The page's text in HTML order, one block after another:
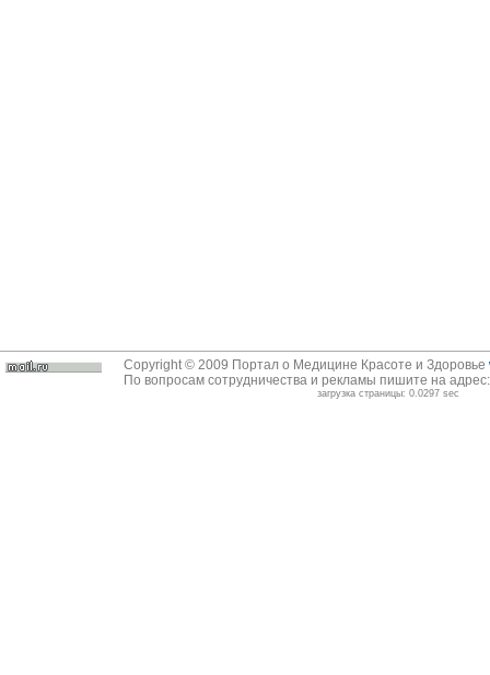
Copyright © 2009 Портал о Медицине Красоте и Здоровье
По вопросам сотрудничества и рекламы пишите на
загрузка страницы: 0.0297 sec